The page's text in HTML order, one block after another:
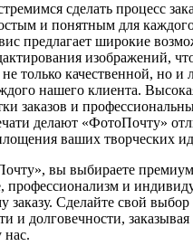
сделать процесс
и понятным для
предлагает широкие
изображений,
не только качественной, но и
нашего клиента.
заказов и
делают «ФотоПочту»
ваших творческих
вы выбираете
профессионализм и
заказу. Сделайте свой выбор
и долговечности, заказывая
нас.